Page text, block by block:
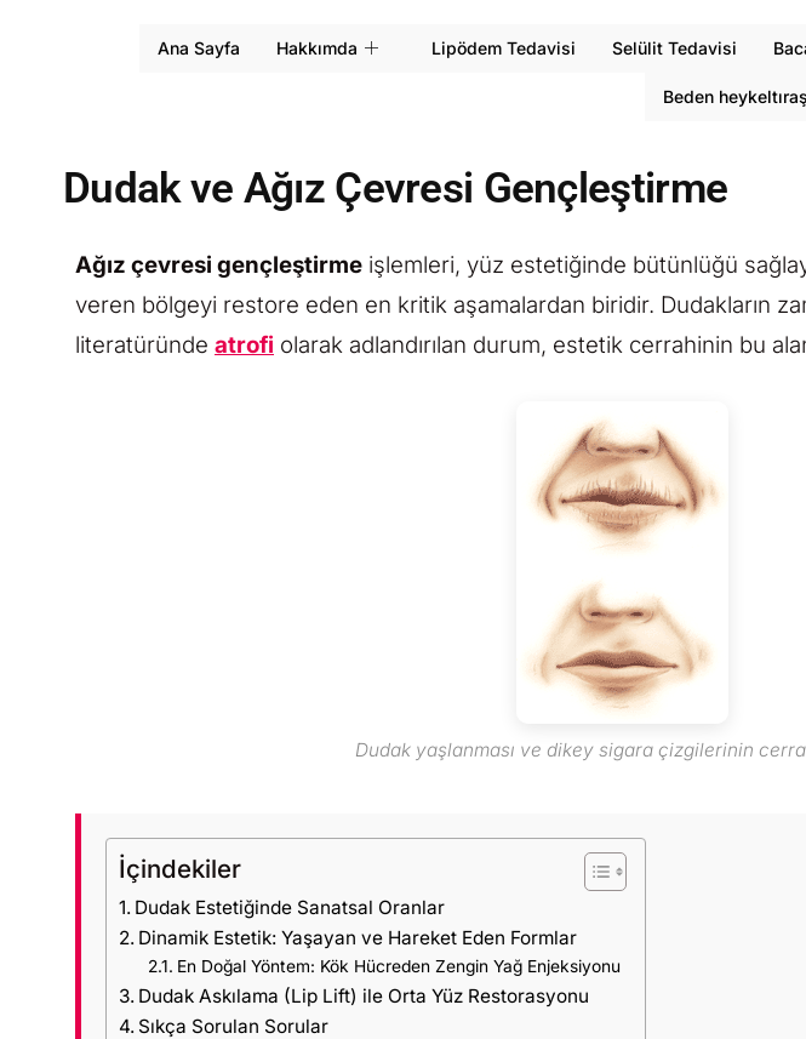
Ana Sayfa Hakkımda Lipödem Tedavisi Selülit Tedavisi
Beden
Dudak ve Ağız Çevresi Gençleştirme
Ağız çevresi gençleştirme işlemleri, yüz estetiğinde bütünlüğü
veren bölgeyi restore eden en kritik aşamalardan biridir. Dudakların
literatüründe atrofi olarak adlandırılan durum, estetik cerrahinin bu
Dudak yaşlanması ve dikey sigara çizgilerinin
İçindekiler
Dudak Estetiğinde Sanatsal Oranlar
Dinamik Estetik: Yaşayan ve Hareket Eden Formlar
En Doğal Yöntem: Kök Hücreden Zengin Yağ Enjeksiyonu
Dudak Askılama (Lip Lift) ile Orta Yüz Restorasyonu
Sıkça Sorulan Sorular